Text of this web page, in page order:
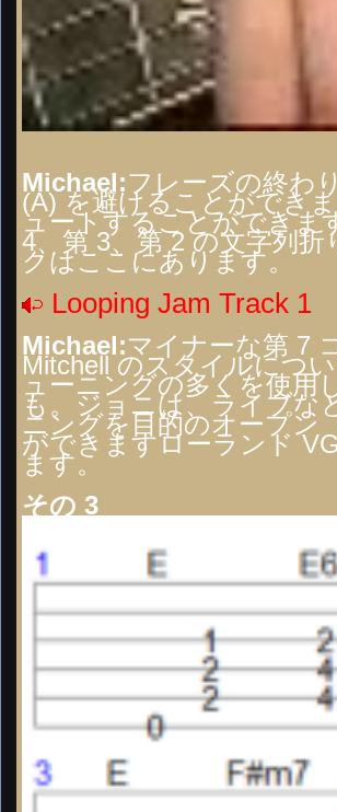
Michael:フレーズの終わ
(A) を避けることができ
ュートすることができま
4、第 3、第 2 の文字列
クはここにあります。
Looping Jam Track 1
Michael:マイナーな第 7
Mitchell のスタイルにつ
ューニングの多くを使用
も。ジョニは、ライブな
ニングを目的のオープン
ができますローランド
ます。
その 3